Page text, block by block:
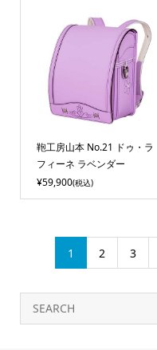
鞄工房山本 No.21 ドゥ・ラ
フィーネ ラベンダー
¥59,900(税込)
1 2 3